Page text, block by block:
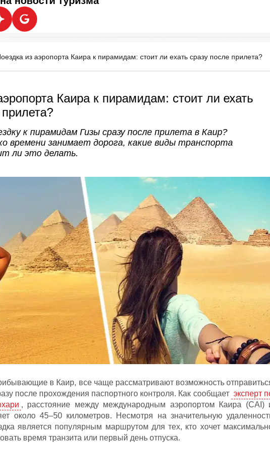
из аэропорта Каира к пирамидам: стоит ли ехать сразу после прилета?
Каира к пирамидам: стоит ли ехать
к пирамидам Гизы сразу после прилета в Каир?
времени занимает дорога, какие виды транспорта
ли это делать.
в Каир, все чаще рассматривают возможность
после прохождения паспортного контроля. Как сообщает эксперт
, расстояние между международным аэропортом Каира (CAI)
около 45–50 километров. Несмотря на значительную
является популярным маршрутом для тех, кто хочет
время транзита или первый день отпуска.